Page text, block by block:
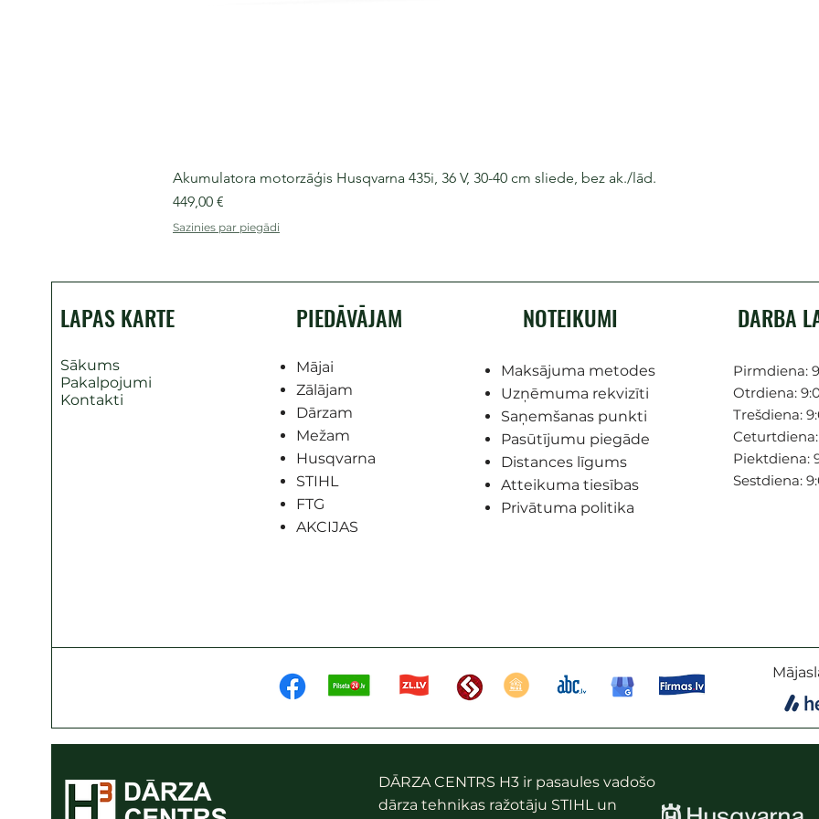
Akumulatora motorzāģis Husqvarna 435i, 36 V, 30-40 cm sliede, bez ak./lād.
Cena
449,00 €
Sazinies par piegādi
LAPAS KARTE
Sākums
Pakalpojumi
Kontakti
PIEDĀVĀJAM
Mājai
Zālājam
Dārzam
Mežam
Husqvarna
STIHL
FTG
AKCIJAS
NOTEIKUMI
Maksājuma metodes
Uzņēmuma rekvizīti
Saņemšanas punkti
Pasūtījumu piegāde
Distances līgums
Atteikuma tiesības
Privātuma politika
DARBA
Pirmdiena:
Otrdiena:
Trešdiena:
Ceturtdiena:
Piektdiena:
Sestdiena:
DĀRZA CENTRS H3 ir pasaules vadošo
dārza tehnikas ražotāju STIHL un